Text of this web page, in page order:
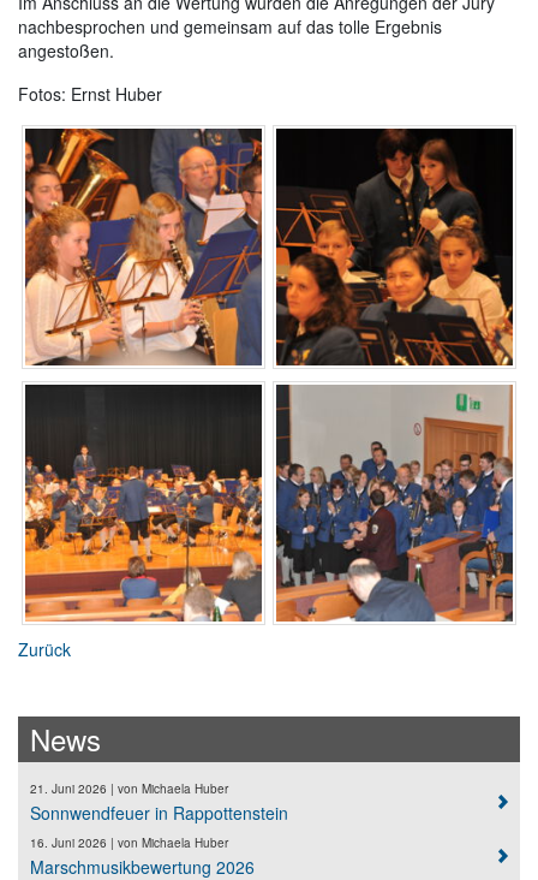
nachbesprochen und gemeinsam auf das tolle Ergebnis
angestoßen.
Fotos: Ernst Huber
Zurück
News
21. Juni 2026 | von Michaela Huber
Sonnwendfeuer in Rappottenstein
16. Juni 2026 | von Michaela Huber
Marschmusikbewertung 2026